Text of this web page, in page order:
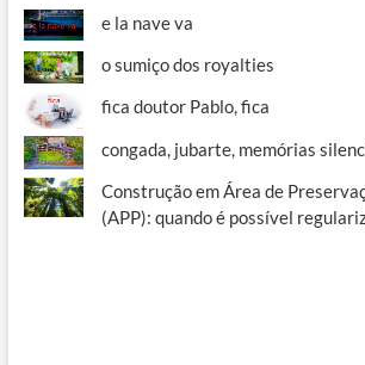
e la nave va
o sumiço dos royalties
fica doutor Pablo, fica
congada, jubarte, memórias
Construção em Área de
(APP): quando é possível